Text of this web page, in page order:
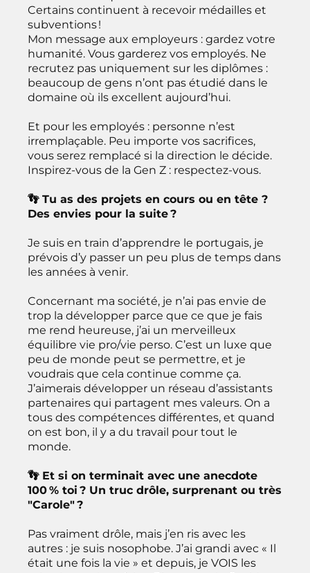
Certains continuent à recevoir médailles et
subventions !
Mon message aux employeurs : gardez votre
humanité. Vous garderez vos employés. Ne
recrutez pas uniquement sur les diplômes :
beaucoup de gens n’ont pas étudié dans le
domaine où ils excellent aujourd’hui.
Et pour les employés : personne n’est
irremplaçable. Peu importe vos sacrifices,
vous serez remplacé si la direction le décide.
Inspirez-vous de la Gen Z : respectez-vous.
👣 Tu as des projets en cours ou en tête ?
Des envies pour la suite ?
Je suis en train d’apprendre le portugais, je
prévois d’y passer un peu plus de temps dans
les années à venir.
Concernant ma société, je n’ai pas envie de
trop la développer parce que ce que je fais
me rend heureuse, j’ai un merveilleux
équilibre vie pro/vie perso. C’est un luxe que
peu de monde peut se permettre, et je
voudrais que cela continue comme ça.
J’aimerais développer un réseau d’assistants
partenaires qui partagent mes valeurs. On a
tous des compétences différentes, et quand
on est bon, il y a du travail pour tout le
monde.
👣 Et si on terminait avec une anecdote
100 % toi ? Un truc drôle, surprenant ou très
"Carole" ?
Pas vraiment drôle, mais j’en ris avec les
autres : je suis nosophobe. J’ai grandi avec « Il
était une fois la vie » et depuis, je VOIS les